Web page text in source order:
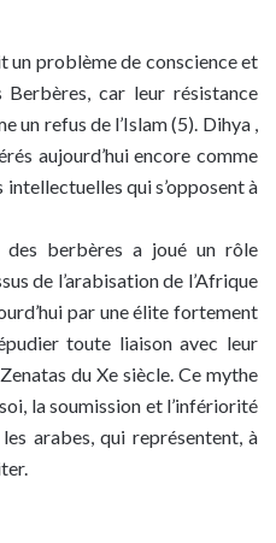
un problème de conscience et
car leur résistance
un refus de l’Islam (5). Dihya ,
aujourd’hui encore comme
qui s’opposent à
des berbères a joué un rôle
de l’arabisation de l’Afrique
par une élite fortement
toute liaison avec leur
du Xe siècle. Ce mythe
la soumission et l’infériorité
arabes, qui représentent, à